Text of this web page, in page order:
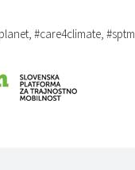
#care4climate, #sptm